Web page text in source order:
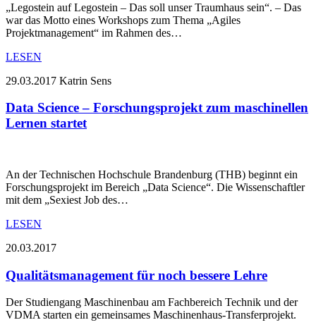
„Legostein auf Legostein – Das soll unser Traumhaus sein“. – Das
war das Motto eines Workshops zum Thema „Agiles
Projektmanagement“ im Rahmen des…
LESEN
29.03.2017 Katrin Sens
Data Science – Forschungsprojekt zum maschinellen
Lernen startet
An der Technischen Hochschule Brandenburg (THB) beginnt ein
Forschungsprojekt im Bereich „Data Science“. Die Wissenschaftler
mit dem „Sexiest Job des…
LESEN
20.03.2017
Qualitätsmanagement für noch bessere Lehre
Der Studiengang Maschinenbau am Fachbereich Technik und der
VDMA starten ein gemeinsames Maschinenhaus-Transferprojekt.